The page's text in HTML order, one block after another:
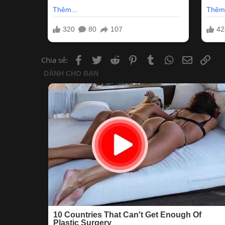
Chia sẻ: Facebook
Twitter Reddit PinterestTumblr WhatsApp
Email